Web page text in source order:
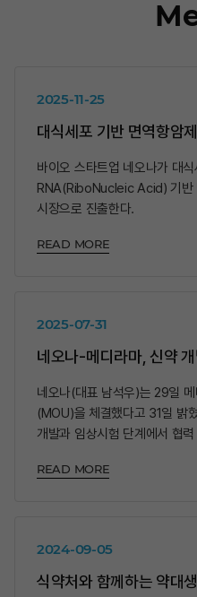
2025-11-25
대식세포 기반 면역항암
바이오 스타트업 네오나가 대
RNA(RiboNucleic Acid) 기반
시장으로 진출한다.
READ MORE
2025-07-31
네오나-메디라마, 신약
네오나(대표 남석우)는 29일
(MOU)을 체결했다고 31일 밝혔다. 이번 협약은 양사
개발과 임상시험 단계에서 협
READ MORE
2024-09-05
식약처와 함께하는 약대